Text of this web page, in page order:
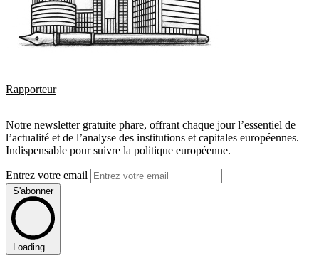
Rapporteur
Notre newsletter gratuite phare, offrant chaque jour l’essentiel de
l’actualité et de l’analyse des institutions et capitales européennes.
Indispensable pour suivre la politique européenne.
Entrez votre email
S'abonner
Loading...